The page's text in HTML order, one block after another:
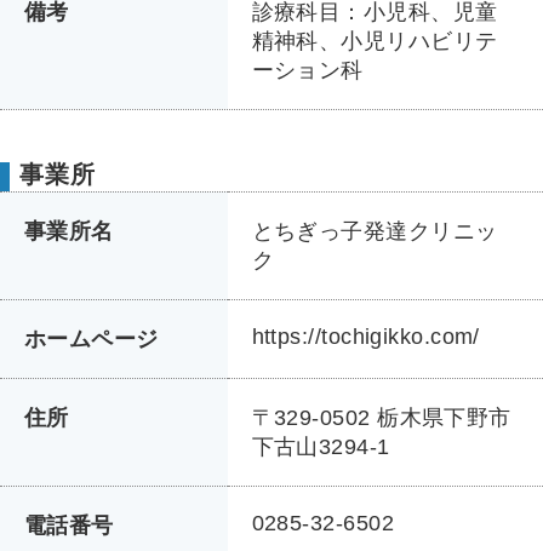
備考
診療科目：小児科、児童
精神科、小児リハビリテ
ーション科
事業所
事業所名
とちぎっ子発達クリニッ
ク
ホームページ https://tochigikko.com/
住所
〒329-0502 栃木県下野市
下古山3294-1
電話番号 0285-32-6502